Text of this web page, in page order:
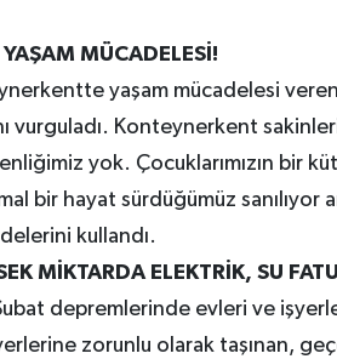
MÜCADELESİ!
yaşam mücadelesi
vurguladı. Konteynerkent
yok. Çocuklarımızın bir
bir hayat sürdüğümüz
kullandı.
MİKTARDA ELEKTRİK, SU
depremlerinde evleri ve
zorunlu olarak taşınan,